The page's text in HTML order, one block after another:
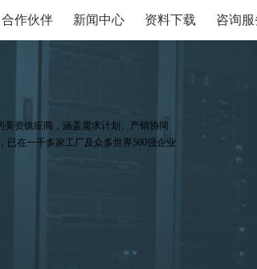
合作伙伴 新闻中心 资料下载 咨询服
资供应商，涵盖需求计划、产销协同
在一千多家工厂及众多世界500强企业